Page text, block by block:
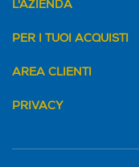
L'AZIENDA
PER I TUOI ACQUISTI
AREA CLIENTI
PRIVACY